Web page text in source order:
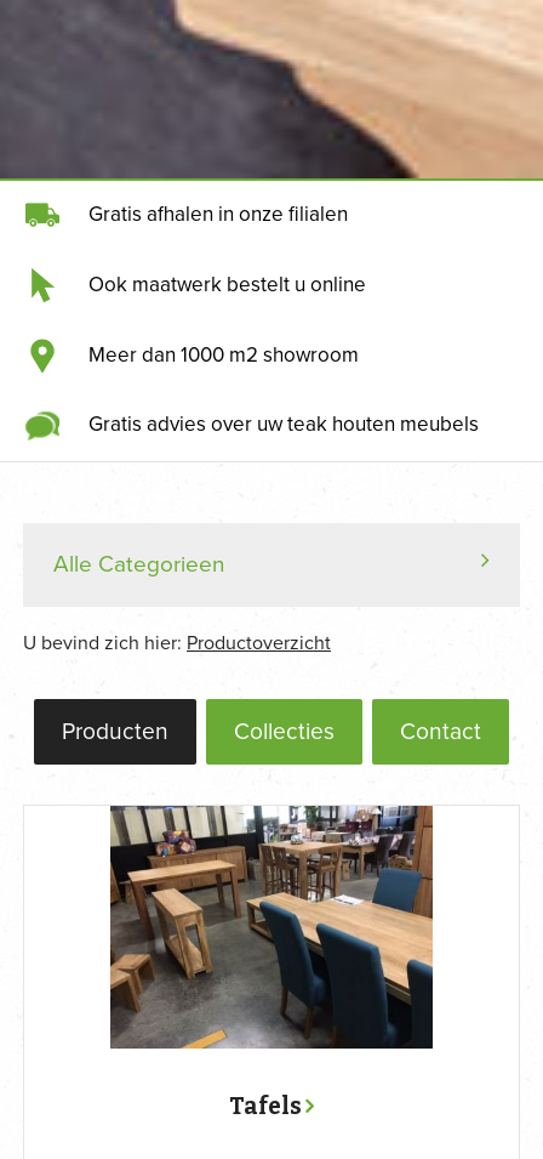
Gratis afhalen in onze filialen
Ook maatwerk bestelt u online
Meer dan 1000 m2 showroom
Gratis advies over uw teak houten meubels
Alle Categorieen
U bevind zich hier: Productoverzicht
Producten Collecties Contact
Tafels